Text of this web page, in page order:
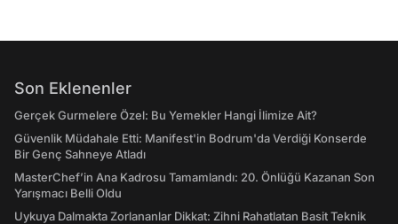
Son Eklenenler
Gerçek Gurmelere Özel: Bu Yemekler Hangi İlimize Ait?
Güvenlik Müdahale Etti: Manifest'in Bodrum'da Verdiği Konserde
Bir Genç Sahneye Atladı
MasterChef’in Ana Kadrosu Tamamlandı: 20. Önlüğü Kazanan Son
Yarışmacı Belli Oldu
Uykuya Dalmakta Zorlananlar Dikkat: Zihni Rahatlatan Basit Teknik